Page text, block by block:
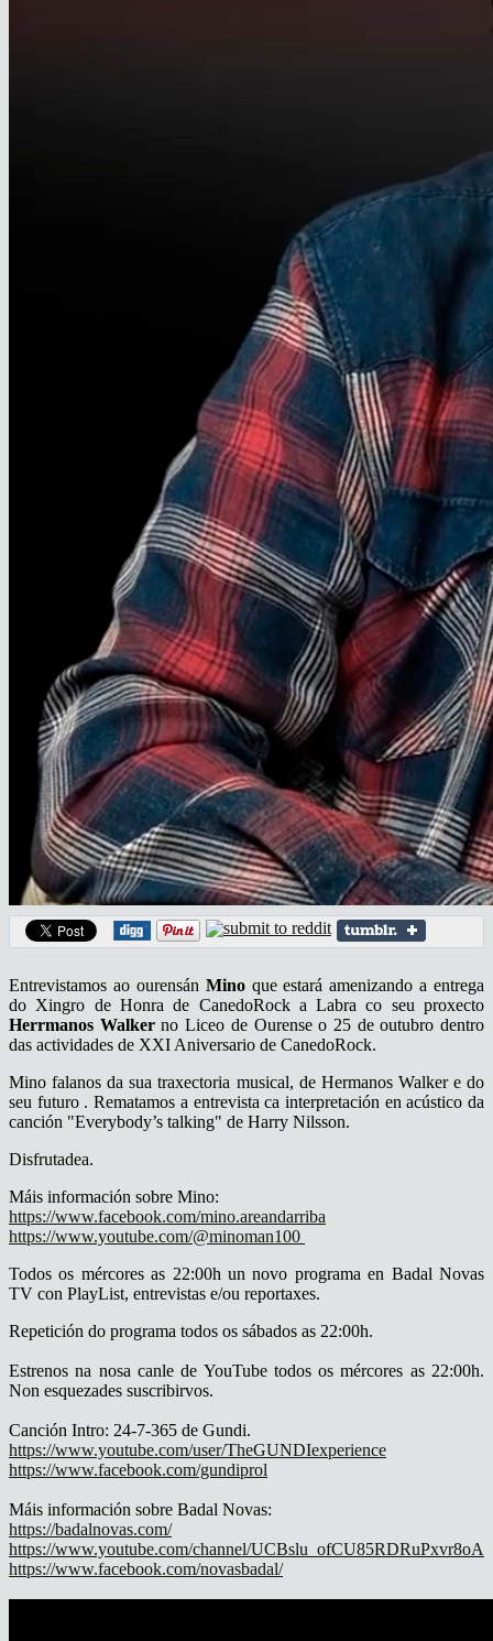
Entrevistamos ao ourensán Minoque estará amenizando a entrega
do Xingro de Honra de CanedoRock a Labra co seu proxecto
Herrmanos Walkerno Liceo de Ourense o 25 de outubro dentro
das actividades de XXI Aniversario de CanedoRock.
Mino falanos da sua traxectoria musical, de Hermanos Walker e do
seu futuro . Rematamos a entrevista ca interpretación en acústico da
canción "Everybody’s talking" de Harry Nilsson.
Disfrutadea.
Máis información sobre Mino:
https://www.facebook.com/mino.areandarriba
https://www.youtube.com/@minoman100
Todos os mércores as 22:00h un novo programa en Badal Novas
TV con PlayList, entrevistas e/ou reportaxes.
Repetición do programa todos os sábados as 22:00h.
Estrenos na nosa canle de YouTube todos os mércores as 22:00h.
Non esquezades suscribirvos.
Canción Intro: 24-7-365 de Gundi.
https://www.youtube.com/user/TheGUNDIexperience
https://www.facebook.com/gundiprol
Máis información sobre Badal Novas:
https://badalnovas.com/
https://www.youtube.com/channel/UCBslu_ofCU85RDRuPxvr8oA
https://www.facebook.com/novasbadal/